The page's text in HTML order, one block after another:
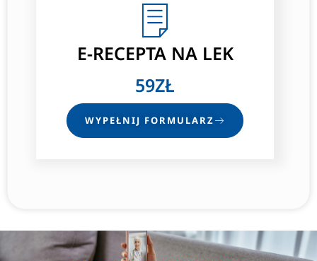
E-RECEPTANA LEK
59ZŁ
WYPEŁNIJ FORMULARZ